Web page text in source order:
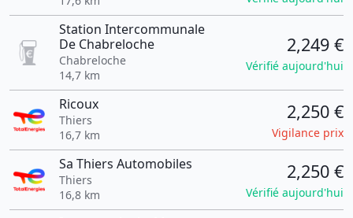
Station Intercommunale
De Chabreloche
Chabreloche
14,7 km
2,249 €
Vérifié aujourd'hui
Ricoux
Thiers
16,7 km
2,250 €
Vigilance prix
Sa Thiers Automobiles
Thiers
16,8 km
2,250 €
Vérifié aujourd'hui